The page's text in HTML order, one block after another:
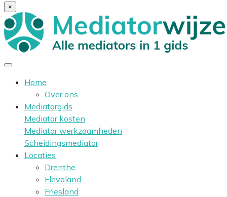
×
Home
Over ons
Mediatorgids
Mediator kosten
Mediator werkzaamheden
Scheidingsmediator
Locaties
Drenthe
Flevoland
Friesland